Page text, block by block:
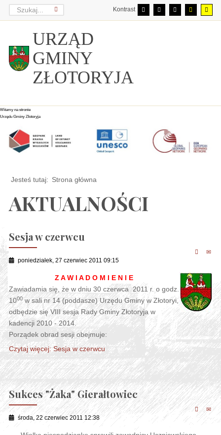
Kontrast
URZĄD
GMINY
ZŁOTORYJA
Witamy na stronie
Urzędu Gminy Złotoryja
Witamy na stronie
Urzędu Gminy Złotoryja
Witamy na stronie
Urzędu Gminy Złotoryja
Jesteś tutaj: Strona główna
AKTUALNOŚCI
Sesja w czerwcu
poniedziałek, 27 czerwiec 2011 09:15
Z A W I A D O M I E N I E
Zawiadamia się, że w dniu 30 czerwca 2011 r. o godz.
1000w sali nr 14 (poddasze) Urzędu Gminy w Złotoryi,
odbędzie się VIII sesja Rady Gminy Złotoryja w
kadencji 2010 - 2014.
Porządek obrad sesji obejmuje:
Czytaj więcej: Sesja w czerwcu
Sukces "Żaka" Gierałtowiec
środa, 22 czerwiec 2011 12:38